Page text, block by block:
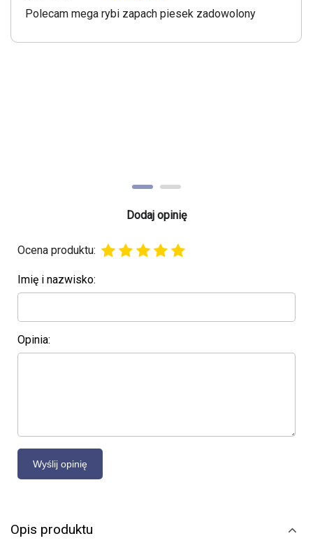
Polecam mega rybi zapach piesek zadowolony
Dodaj opinię
Ocena produktu:
Imię i nazwisko:
Opinia:
Opis produktu